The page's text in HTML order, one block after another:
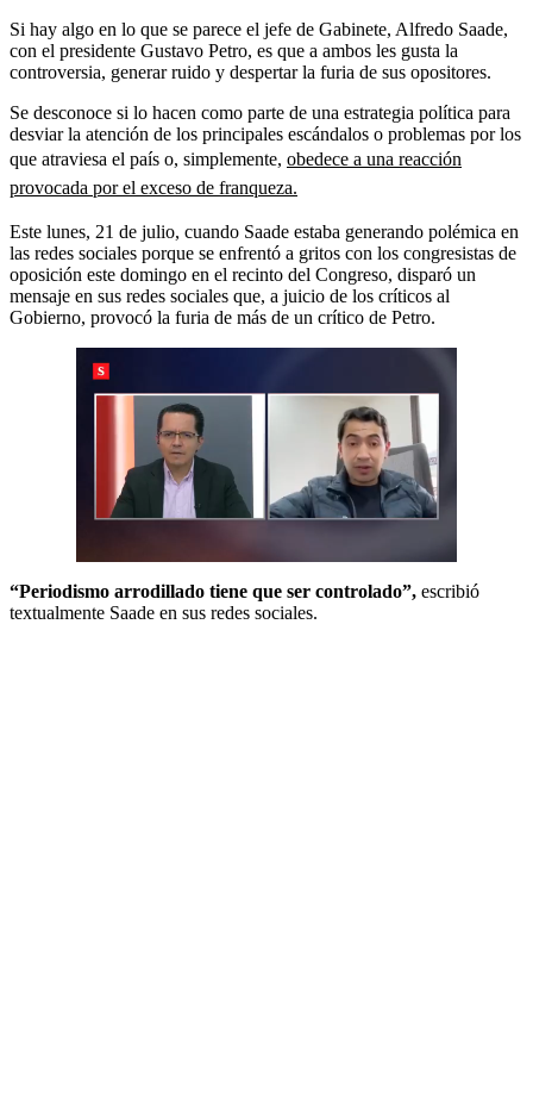
Si hay algo en lo que se parece el jefe de Gabinete, Alfredo Saade,
con el presidente Gustavo Petro, es que a ambos les gusta la
controversia, generar ruido y despertar la furia de sus opositores.
Se desconoce si lo hacen como parte de una estrategia política para
desviar la atención de los principales escándalos o problemas por los
que atraviesa el país o, simplemente, obedece a una reacción
provocada por el exceso de franqueza.
Este lunes, 21 de julio, cuando Saade estaba generando polémica en
las redes sociales porque se enfrentó a gritos con los congresistas de
oposición este domingo en el recinto del Congreso, disparó un
mensaje en sus redes sociales que, a juicio de los críticos al
Gobierno, provocó la furia de más de un crítico de Petro.
“Periodismo arrodillado tiene que ser controlado”, escribió
textualmente Saade en sus redes sociales.